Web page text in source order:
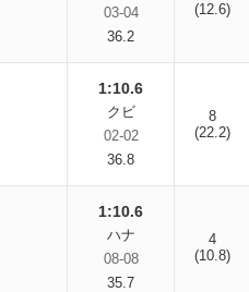
03-04
36.2
(12.6)
1:10.6
クビ
02-02
36.8
8
(22.2)
1:10.6
ハナ
08-08
35.7
4
(10.8)